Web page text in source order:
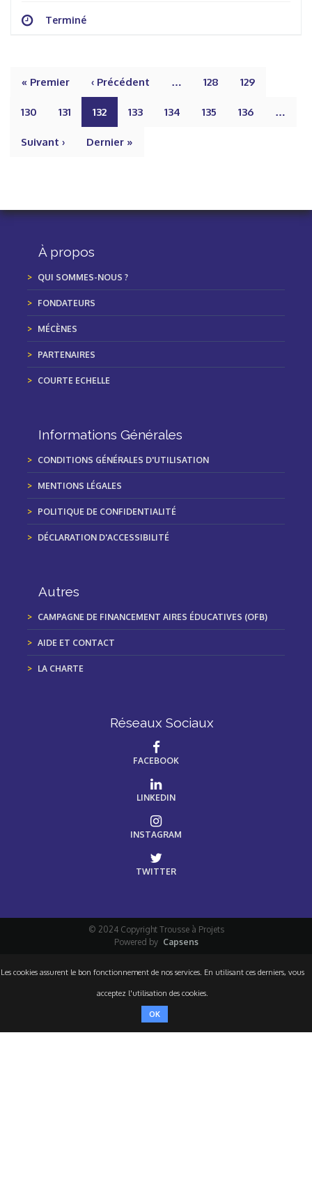
Terminé
« Premier ‹ Précédent … 128 129
130 131 132 133 134 135 136 …
Suivant › Dernier »
À propos
QUI SOMMES-NOUS ?
FONDATEURS
MÉCÈNES
PARTENAIRES
COURTE ECHELLE
Informations Générales
CONDITIONS GÉNÉRALES D'UTILISATION
MENTIONS LÉGALES
POLITIQUE DE CONFIDENTIALITÉ
DÉCLARATION D'ACCESSIBILITÉ
Autres
CAMPAGNE DE FINANCEMENT AIRES ÉDUCATIVES (OFB)
AIDE ET CONTACT
LA CHARTE
Réseaux Sociaux
FACEBOOK
LINKEDIN
INSTAGRAM
TWITTER
© 2024 Copyright Trousse à Projets
Powered by Capsens
Les cookies assurent le bon fonctionnement de nos services. En utilisant ces derniers, vous
acceptez l'utilisation des cookies.
OK